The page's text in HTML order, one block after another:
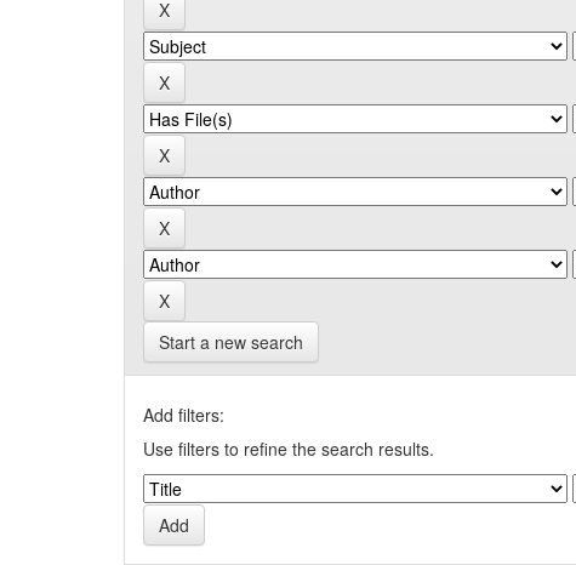
Start a new search
Add filters:
Use filters to refine the search results.